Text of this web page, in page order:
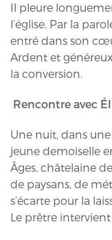
Il pleure
l’église. Par la
entré dans son
Ardent et
la conversion.
Rencontre avec
Une nuit, dans
jeune demoiselle
Âges, châtelaine
de paysans, de
s’écarte pour la
Le prêtre